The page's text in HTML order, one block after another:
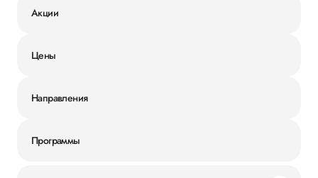
Акции
Цены
Направления
Программы